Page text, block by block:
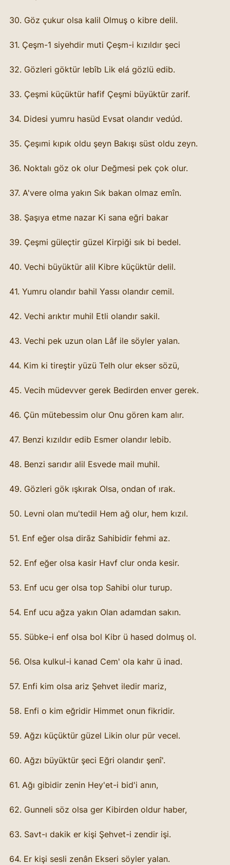
30. Göz çukur olsa kalil Olmuş o kibre delil.
31. Çeşm-1 siyehdir muti Çeşm-i kızıldır şeci
32. Gözleri göktür lebîb Lik elá gözlü edib.
33. Çeşmi küçüktür hafif Çeşmi büyüktür zarif.
34. Didesi yumru hasüd Evsat olandır vedúd.
35. Çeşımi kıpık oldu şeyn Bakışı süst oldu zeyn.
36. Noktalı göz ok olur Değmesi pek çok olur.
37. A'vere olma yakın Sık bakan olmaz emîn.
38. Şaşıya etme nazar Ki sana eğri bakar
39. Çeşmi güleçtir güzel Kirpiği sık bi bedel.
40. Vechi büyüktür alil Kibre küçüktür delil.
41. Yumru olandır bahil Yassı olandır cemil.
42. Vechi arıktır muhil Etli olandır sakil.
43. Vechi pek uzun olan Lâf ile söyler yalan.
44. Kim ki tireştir yüzü Telh olur ekser sözü,
45. Vecih müdevver gerek Bedirden enver gerek.
46. Çün mütebessim olur Onu gören kam alır.
47. Benzi kızıldır edib Esmer olandır lebib.
48. Benzi sarıdır alil Esvede mail muhil.
49. Gözleri gök ışkırak Olsa, ondan of ırak.
50. Levni olan mu'tedil Hem ağ olur, hem kızıl.
51. Enf eğer olsa dirāz Sahibidir fehmi az.
52. Enf eğer olsa kasir Havf clur onda kesir.
53. Enf ucu ger olsa top Sahibi olur turup.
54. Enf ucu ağza yakın Olan adamdan sakın.
55. Sübke-i enf olsa bol Kibr ü hased dolmuş ol.
56. Olsa kulkul-i kanad Cem' ola kahr ü inad.
57. Enfi kim olsa ariz Şehvet iledir mariz,
58. Enfi o kim eğridir Himmet onun fikridir.
59. Ağzı küçüktür güzel Likin olur pür vecel.
60. Ağzı büyüktür şeci Eğri olandır şenî'.
61. Ağı gibidir zenin Hey'et-i bid'i anın,
62. Gunneli söz olsa ger Kibirden oldur haber,
63. Savt-ı dakik er kişi Şehvet-i zendir işi.
64. Er kişi sesli zenân Ekseri söyler yalan.